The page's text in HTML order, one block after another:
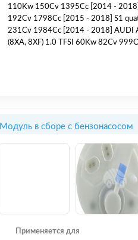
110Kw 150Cv 1395Cc [2014 -
192Cv 1798Cc [2015 - 2018] S1
231Cv 1984Cc [2014 - 2018] AUDI
(8XA, 8XF) 1.0 TFSI 60Kw 82Cv
Модуль в сборе с бензонасосом
Применяется для